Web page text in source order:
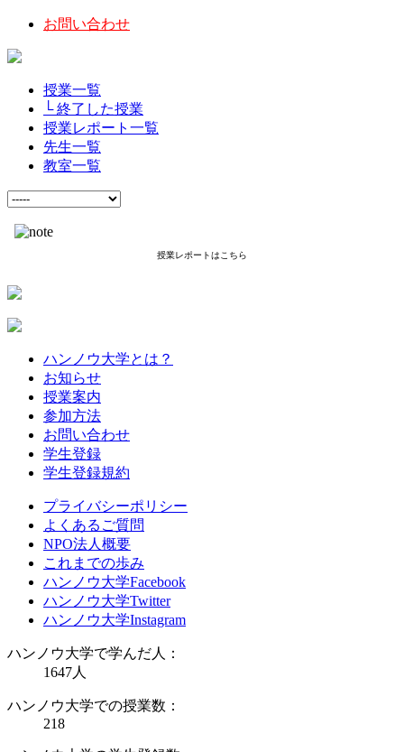
お問い合わせ
授業一覧
└ 終了した授業
授業レポート一覧
先生一覧
教室一覧
授業レポートはこちら
ハンノウ大学とは？
お知らせ
授業案内
参加方法
お問い合わせ
学生登録
学生登録規約
プライバシーポリシー
よくあるご質問
NPO法人概要
これまでの歩み
ハンノウ大学Facebook
ハンノウ大学Twitter
ハンノウ大学Instagram
ハンノウ大学で学んだ人：
1647人
ハンノウ大学での授業数：
218